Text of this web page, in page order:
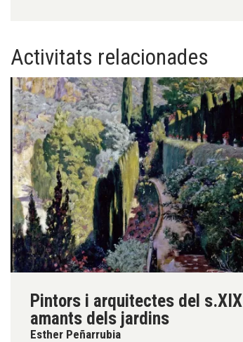
Activitats relacionades
Pintors i arquitectes del s.XIX
amants dels jardins
Esther Peñarrubia